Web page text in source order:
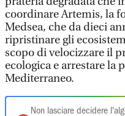
coordinare Artemis, la
Medsea, che da dieci
ripristinare gli
scopo di velocizzare il
ecologica e arrestare la
Mediterraneo.
Non lasciare decidere